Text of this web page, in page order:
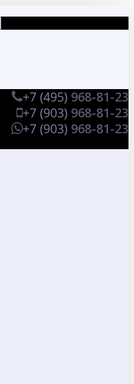
+7 (495) 968-81-23
+7 (903) 968-81-23
+7 (903) 968-81-23